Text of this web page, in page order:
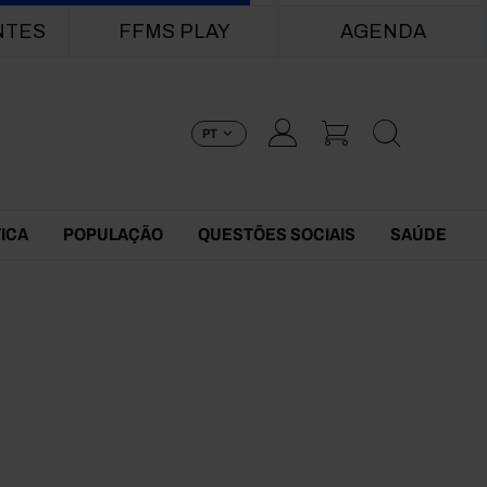
FFMS PLAY AGENDA
PT
POPULAÇÃO QUESTÕES SOCIAIS SAÚDE